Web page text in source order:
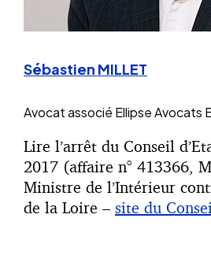
Sébastien MILLET
Avocat associé Ellipse Avocats
Lire l’arrêt du Conseil
2017 (affaire n° 413366,
Ministre de l’Intérieur
de la Loire – site du